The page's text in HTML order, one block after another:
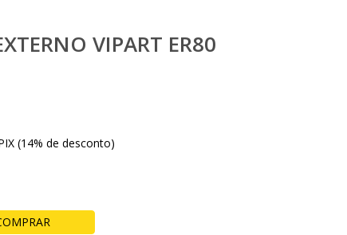
VIPART ER80
(14% de desconto)